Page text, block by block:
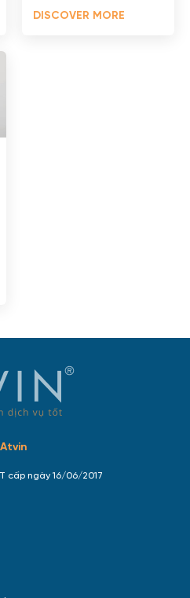
hiện sự sang trọng,
DISCOVER MORE
cấp ngày 16/06/2017